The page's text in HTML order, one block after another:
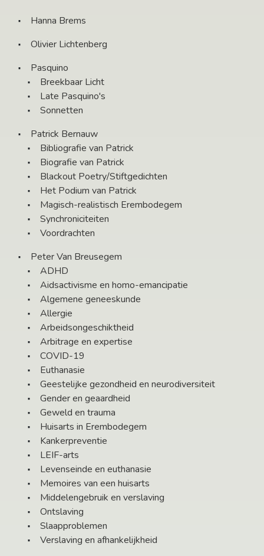
Hanna Brems
Olivier Lichtenberg
Pasquino
Breekbaar Licht
Late Pasquino's
Sonnetten
Patrick Bernauw
Bibliografie van Patrick
Biografie van Patrick
Blackout Poetry/Stiftgedichten
Het Podium van Patrick
Magisch-realistisch Erembodegem
Synchroniciteiten
Voordrachten
Peter Van Breusegem
ADHD
Aidsactivisme en homo-emancipatie
Algemene geneeskunde
Allergie
Arbeidsongeschiktheid
Arbitrage en expertise
COVID-19
Euthanasie
Geestelijke gezondheid en neurodiversiteit
Gender en geaardheid
Geweld en trauma
Huisarts in Erembodegem
Kankerpreventie
LEIF-arts
Levenseinde en euthanasie
Memoires van een huisarts
Middelengebruik en verslaving
Ontslaving
Slaapproblemen
Verslaving en afhankelijkheid